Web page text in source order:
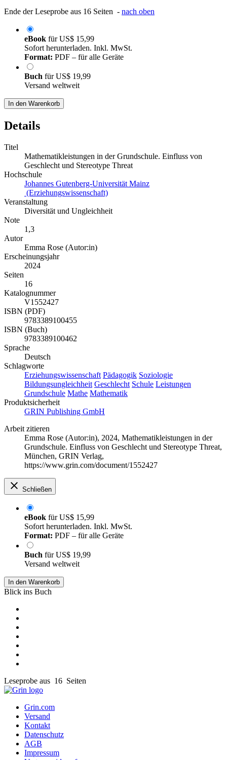
Ende der Leseprobe aus 16 Seiten - nach oben
eBook fürUS$ 15,99
Sofort herunterladen. Inkl. MwSt.
Format: PDF – für alle Geräte
Buch fürUS$ 19,99
Versand weltweit
In den Warenkorb
Details
Titel
Mathematikleistungen in der Grundschule. Einfluss von
Geschlecht und Stereotype Threat
Hochschule
Johannes Gutenberg-Universität Mainz
(Erziehungswissenschaft)
Veranstaltung
Diversität und Ungleichheit
Note
1,3
Autor
Emma Rose (Autor:in)
Erscheinungsjahr
2024
Seiten
16
Katalognummer
V1552427
ISBN (PDF)
9783389100455
ISBN (Buch)
9783389100462
Sprache
Deutsch
Schlagworte
Erziehungswissenschaft Pädagogik Soziologie
Bildungsungleichheit Geschlecht Schule Leistungen
Grundschule Mathe Mathematik
Produktsicherheit
GRIN Publishing GmbH
Arbeit zitieren
Emma Rose (Autor:in), 2024, Mathematikleistungen in der
Grundschule. Einfluss von Geschlecht und Stereotype Threat,
München, GRIN Verlag,
https://www.grin.com/document/1552427
Schließen
eBook fürUS$ 15,99
Sofort herunterladen. Inkl. MwSt.
Format: PDF – für alle Geräte
Buch fürUS$ 19,99
Versand weltweit
In den Warenkorb
Blick ins Buch
Leseprobe aus 16 Seiten